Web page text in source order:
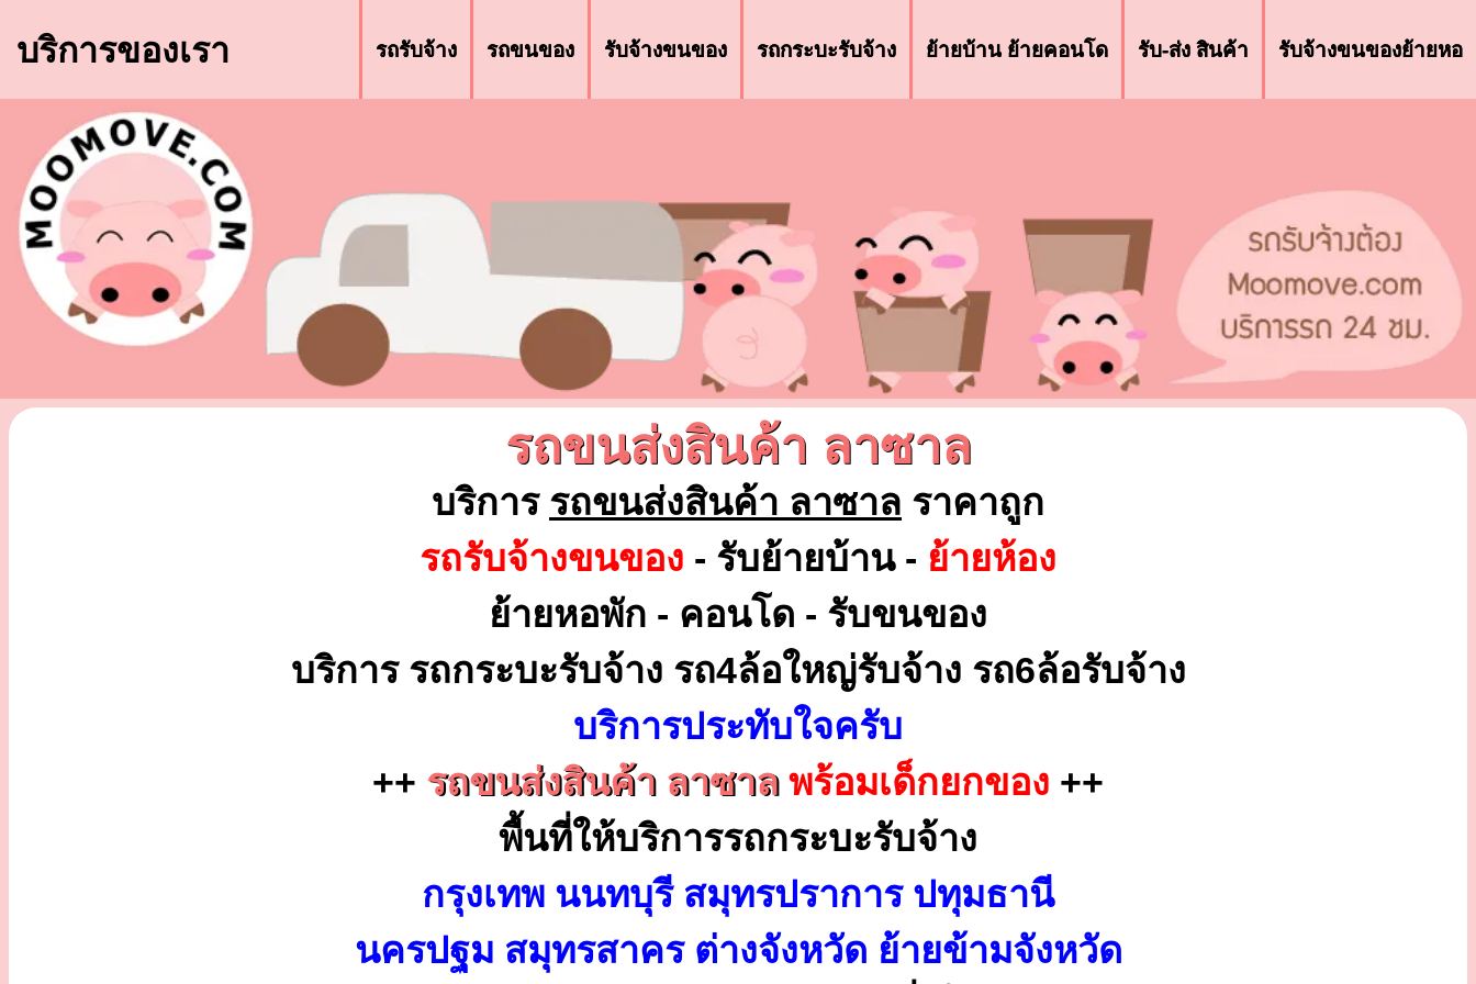
บริการของเรา รถรับจ้าง รถขนของ รับจ้างขนของ รถกระบะรับจ้าง ย้ายบ้าน ย้ายคอนโด รับ-ส่ง สินค้า รับจ้างขนของย้ายหอ
รถขนส่งสินค้า ลาซาล
บริการ รถขนส่งสินค้า ลาซาล ราคาถูก
รถรับจ้างขนของ - รับย้ายบ้าน - ย้ายห้อง
ย้ายหอพัก - คอนโด - รับขนของ
บริการ รถกระบะรับจ้าง รถ4ล้อใหญ่รับจ้าง รถ6ล้อรับจ้าง
บริการประทับใจครับ
++ รถขนส่งสินค้า ลาซาล พร้อมเด็กยกของ ++
พื้นที่ให้บริการรถกระบะรับจ้าง
กรุงเทพ นนทบุรี สมุทรปราการ ปทุมธานี
นครปฐม สมุทรสาคร ต่างจังหวัด ย้ายข้ามจังหวัด